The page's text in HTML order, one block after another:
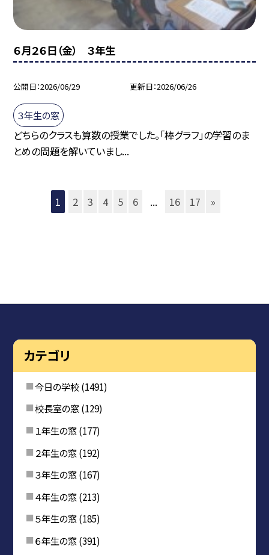
６月２６日（金） ３年生
公開日 2026/06/29 更新日 2026/06/26
３年生の窓
どちらのクラスも算数の授業でした。「棒グラフ」の学習のま
とめの問題を解いていまし...
1 2 3 4 5 6 ... 16 17 »
カテゴリ
今日の学校(1491)
校長室の窓(129)
１年生の窓(177)
２年生の窓(192)
３年生の窓(167)
４年生の窓(213)
５年生の窓(185)
６年生の窓(391)